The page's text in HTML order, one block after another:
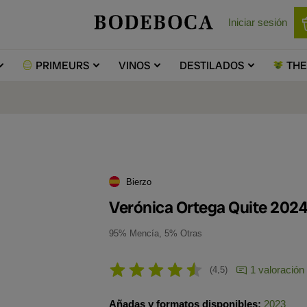
Iniciar sesión
PRIMEURS VINOS DESTILADOS THE
Bierzo
Verónica Ortega Quite 2024
95% Mencía, 5% Otras
4,5 1 valoración
Añadas y formatos disponibles: 2023